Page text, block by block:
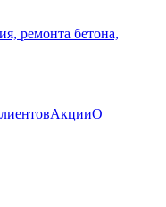
ремонта бетона,
АкцииО